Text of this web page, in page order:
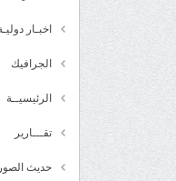
اخبـار
الجرافيك
الرئيسيــة
تقـــارير
حديث